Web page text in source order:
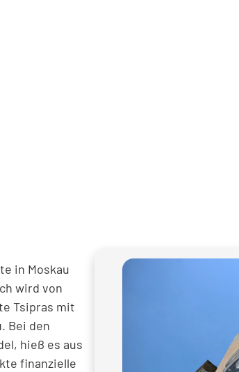
in Moskau
wird von
Tsipras mit
Bei den
hieß es aus
finanzielle